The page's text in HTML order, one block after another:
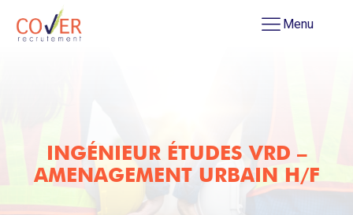
Menu
INGÉNIEUR ÉTUDES VRD –
AMENAGEMENT URBAIN H/F